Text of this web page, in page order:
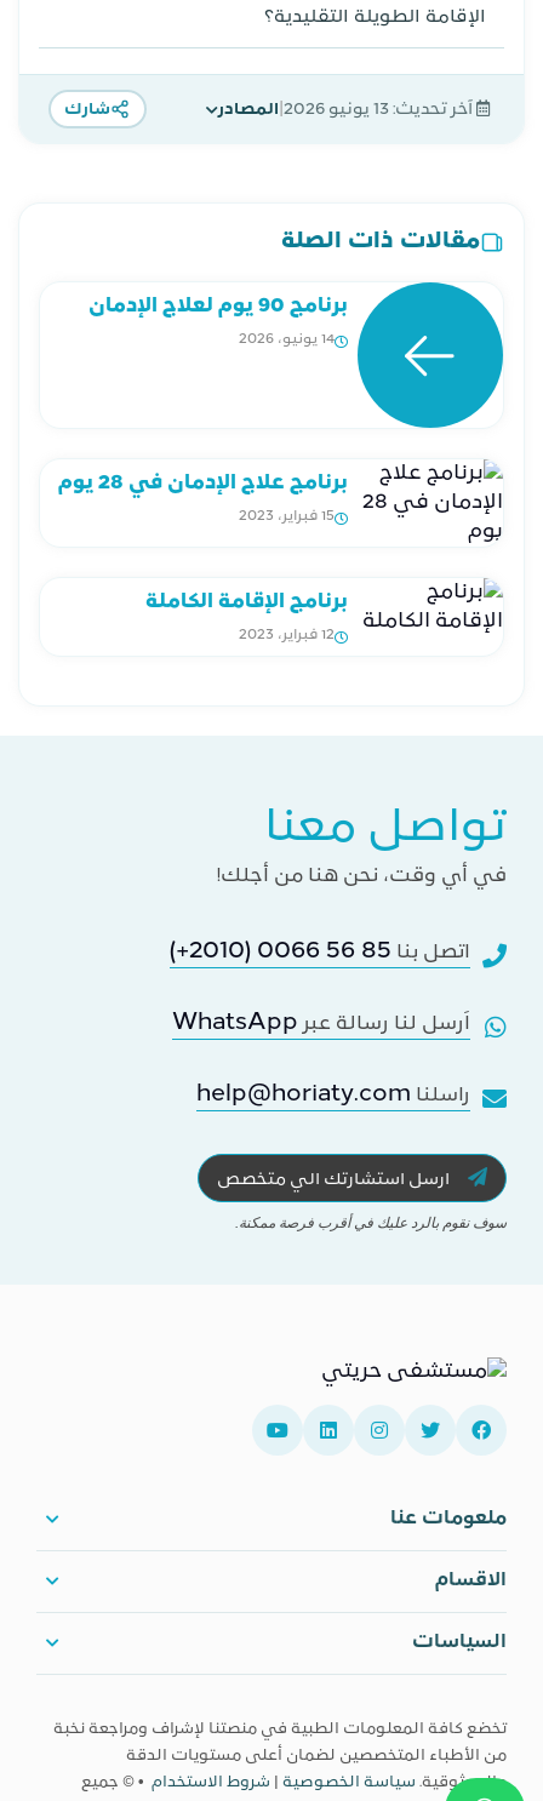
الإقامة الطويلة التقليدية؟
آخر تحديث: 13 يونيو 2026 المصادر شارك
مقالات ذات الصلة
برنامج 90 يوم لعلاج الإدمان
14 يونيو، 2026
برنامج علاج الإدمان في 28 يوم
15 فبراير، 2023
برنامج الإقامة الكاملة
12 فبراير، 2023
تواصل معنا
في أي وقت، نحن هنا من أجلك!
اتصل بنا (+2010) 0066 56 85
اَرسل لنا رسالة عبر WhatsApp
راسلنا help@horiaty.com
ارسل استشارتك الي متخصص
سوف نقوم بالرد عليك في أقرب فرصة ممكنة.
ملعومات عنا
الاقسام
السياسات
تخضع كافة المعلومات الطبية في منصتنا لإشراف ومراجعة نخبة
من الأطباء المتخصصين لضمان أعلى مستويات الدقة
والموثوقية. سياسة الخصوصية شروط الاستخدام • © جميع